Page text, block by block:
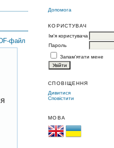
Допомога
КОРИСТУВАЧ
Ім'я користувача
Пароль
Запам'ятати мене
СПОВІЩЕННЯ
Дивитися
Сповістити
МОВА
файл